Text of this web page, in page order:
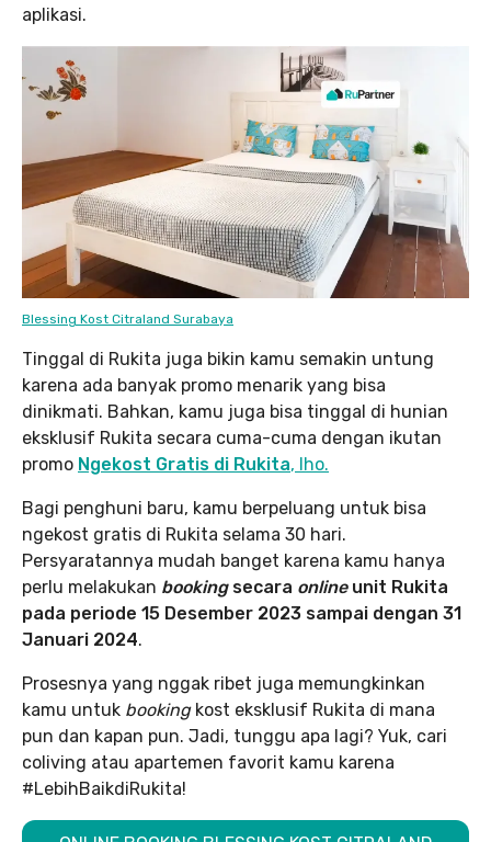
aplikasi.
Blessing Kost Citraland Surabaya
Tinggal di Rukita juga bikin kamu semakin untung
karena ada banyak promo menarik yang bisa
dinikmati. Bahkan, kamu juga bisa tinggal di hunian
eksklusif Rukita secara cuma-cuma dengan ikutan
promo Ngekost Gratis di Rukita, lho.
Bagi penghuni baru, kamu berpeluang untuk bisa
ngekost gratis di Rukita selama 30 hari.
Persyaratannya mudah banget karena kamu hanya
perlu melakukan bookingsecara onlineunit Rukita
pada periode 15 Desember 2023 sampai dengan 31
Januari 2024.
Prosesnya yang nggak ribet juga memungkinkan
kamu untuk bookingkost eksklusif Rukita di mana
pun dan kapan pun. Jadi, tunggu apa lagi? Yuk, cari
coliving atau apartemen favorit kamu karena
#LebihBaikdiRukita!